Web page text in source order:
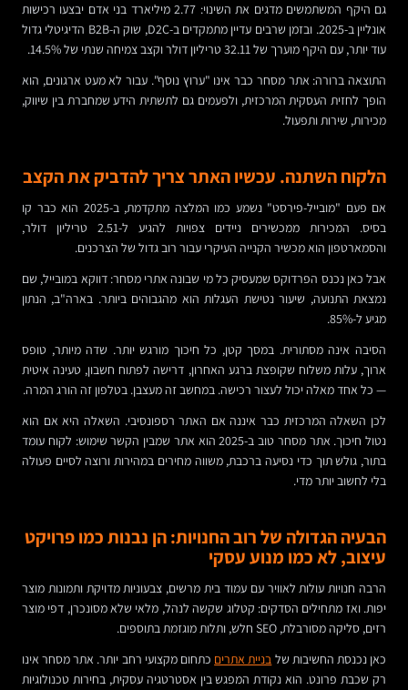
גם היקף המשתמשים מדגים את השינוי: 2.77 מיליארד בני אדם יבצעו רכישות
אונליין ב-2025. ובזמן שרבים עדיין מתמקדים ב-D2C, שוק ה-B2B הדיגיטלי גדול
עוד יותר, עם היקף מוערך של 32.11 טריליון דולר וקצב צמיחה שנתי של 14.5%.
התוצאה ברורה: אתר מסחר כבר אינו "ערוץ נוסף". עבור לא מעט ארגונים, הוא
הופך לחזית העסקית המרכזית, ולפעמים גם לתשתית הידע שמחברת בין שיווק,
מכירות, שירות ותפעול.
הלקוח השתנה. עכשיו האתר צריך להדביק את הקצב
אם פעם "מובייל-פירסט" נשמע כמו המלצה מתקדמת, ב-2025 הוא כבר קו
בסיס. המכירות ממכשירים ניידים צפויות להגיע ל-2.51 טריליון דולר,
והסמארטפון הוא מכשיר הקנייה העיקרי עבור רוב גדול של הצרכנים.
אבל כאן נכנס הפרדוקס שמעסיק כל מי שבונה אתרי מסחר: דווקא במובייל, שם
נמצאת התנועה, שיעור נטישת העגלות הוא מהגבוהים ביותר. בארה"ב, הנתון
מגיע ל-85%.
הסיבה אינה מסתורית. במסך קטן, כל חיכוך מורגש יותר. שדה מיותר, טופס
ארוך, עלות משלוח שקופצת ברגע האחרון, דרישה לפתוח חשבון, טעינה איטית
— כל אחד מאלה יכול לעצור רכישה. במחשב זה מעצבן. בטלפון זה הורג המרה.
לכן השאלה המרכזית כבר איננה אם האתר רספונסיבי. השאלה היא אם הוא
נטול חיכוך. אתר מסחר טוב ב-2025 הוא אתר שמבין הקשר שימוש: לקוח עומד
בתור, גולש תוך כדי נסיעה ברכבת, משווה מחירים במהירות ורוצה לסיים פעולה
בלי לחשוב יותר מדי.
הבעיה הגדולה של רוב החנויות: הן נבנות כמו פרויקט
עיצוב, לא כמו מנוע עסקי
הרבה חנויות עולות לאוויר עם עמוד בית מרשים, צבעוניות מדויקת ותמונות מוצר
יפות. ואז מתחילים הסדקים: קטלוג שקשה לנהל, מלאי שלא מסונכרן, דפי מוצר
רזים, סליקה מסורבלת, SEO חלש, ותלות מוגזמת בתוספים.
כאן נכנסת החשיבות של בניית אתרים כתחום מקצועי רחב יותר. אתר מסחר אינו
רק שכבת פרונט. הוא נקודת המפגש בין אסטרטגיה עסקית, בחירות טכנולוגיות